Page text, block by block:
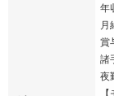
年
賞
諸
夜